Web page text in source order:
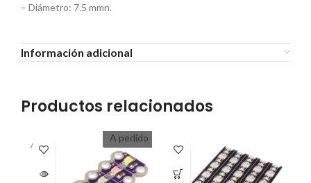
– Diámetro: 7.5 mmn.
Información adicional
Productos relacionados
A PEDI
DO
A pedido